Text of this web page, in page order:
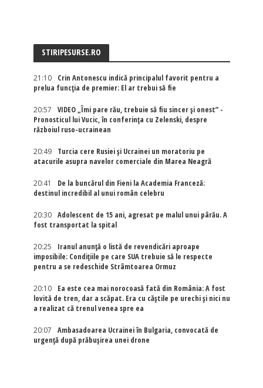
STIRIPESURSE.RO
21:10
Crin Antonescu indică principalul favorit pentru a
prelua funcția de premier: El ar trebui să fie
20:57
VIDEO „Îmi pare rău, trebuie să fiu sincer și onest” -
Pronosticul lui Vucic, în conferința cu Zelenski, despre
războiul ruso-ucrainean
20:49
Turcia cere Rusiei și Ucrainei un moratoriu pe
atacurile asupra navelor comerciale din Marea Neagră
20:41
De la buncărul din Fieni la Academia Franceză:
destinul incredibil al unui român celebru
20:30
Adolescent de 15 ani, agresat pe malul unui pârău. A
fost transportat la spital
20:25
Iranul anunță o listă de revendicări aproape
imposibile: Condițiile pe care SUA trebuie să le respecte
pentru a se redeschide Strâmtoarea Ormuz
20:10
Ea este cea mai norocoasă fată din România: A fost
lovită de tren, dar a scăpat. Era cu căștile pe urechi și nici nu
a realizat că trenul venea spre ea
20:07
Ambasadoarea Ucrainei în Bulgaria, convocată de
urgență după prăbușirea unei drone